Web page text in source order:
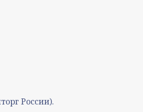
России).